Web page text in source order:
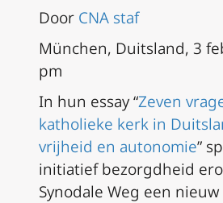
Door CNA staf
München, Duitsland, 3
pm
In hun essay “Zeven
katholieke kerk in
vrijheid en autonomie”
initiatief bezorgdheid
Synodale Weg een